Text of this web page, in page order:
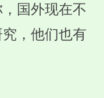
国外现在不
，他们也有